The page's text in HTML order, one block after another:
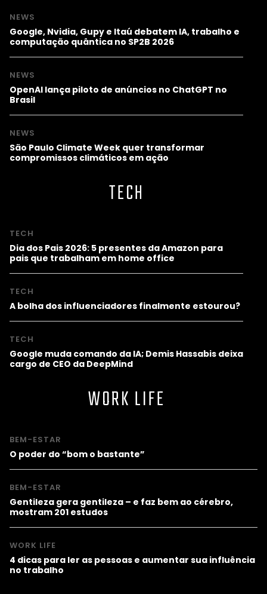
NEWS
Google, Nvidia, Gupy e Itaú debatem IA, trabalho e
computação quântica no SP2B 2026
NEWS
OpenAI lança piloto de anúncios no ChatGPT no
Brasil
NEWS
São Paulo Climate Week quer transformar
compromissos climáticos em ação
TECH
TECH
Dia dos Pais 2026: 5 presentes da Amazon para
pais que trabalham em home office
TECH
A bolha dos influenciadores finalmente estourou?
TECH
Google muda comando da IA; Demis Hassabis deixa
cargo de CEO da DeepMind
WORK LIFE
BEM-ESTAR
O poder do “bom o bastante”
BEM-ESTAR
Gentileza gera gentileza – e faz bem ao cérebro,
mostram 201 estudos
WORK LIFE
4 dicas para ler as pessoas e aumentar sua influência
no trabalho